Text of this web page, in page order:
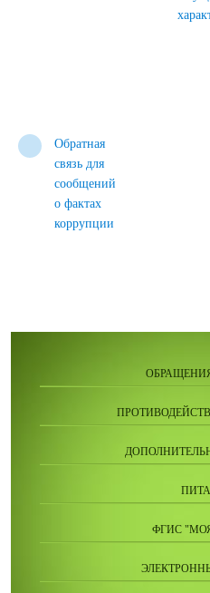
Обратная
связь для
сообщений
о фактах
коррупции
ФГИС